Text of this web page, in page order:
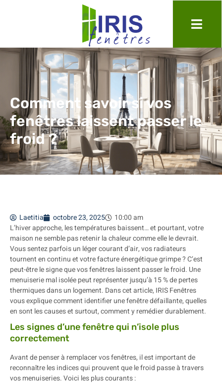
Comment savoir si vos
fenêtres laissent passer le
froid ?
Laetitia octobre 23, 2025
10:00 am
L’hiver approche, les températures baissent… et pourtant, votre
maison ne semble pas retenir la chaleur comme elle le devrait.
Vous sentez parfois un léger courant d’air, vos radiateurs
tournent en continu et votre facture énergétique grimpe ? C’est
peut-être le signe que vos fenêtres laissent passer le froid. Une
menuiserie mal isolée peut représenter jusqu’à 15 % de pertes
thermiques dans un logement. Dans cet article, IRIS Fenêtres
vous explique comment identifier une fenêtre défaillante, quelles
en sont les causes et surtout, comment y remédier durablement.
Les signes d’une fenêtre qui n’isole plus
correctement
Avant de penser à remplacer vos fenêtres, il est important de
reconnaître les indices qui prouvent que le froid passe à travers
vos menuiseries. Voici les plus courants :